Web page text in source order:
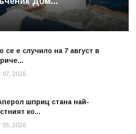
се е случило на 7 август в
07, 2026
шприц стана най-
ко...
05, 2026